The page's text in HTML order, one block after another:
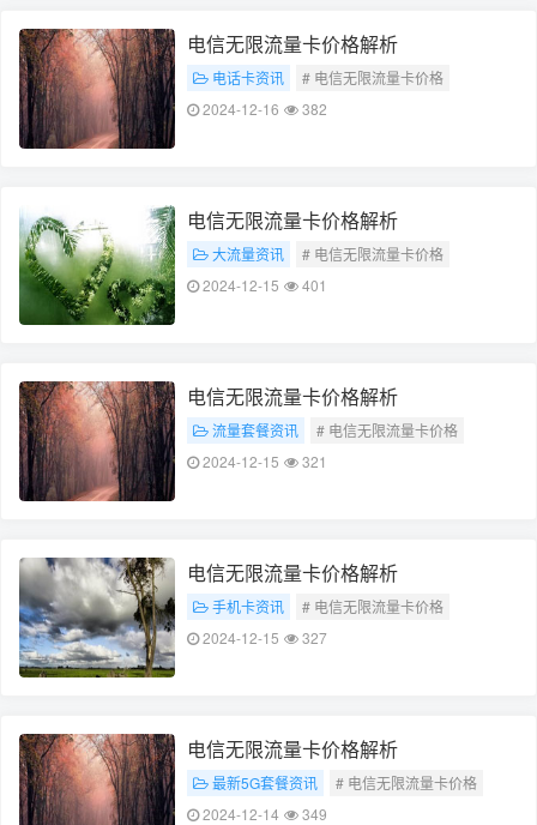
电信无限流量卡价格解析
电话卡资讯
# 电信无限流量卡价格
# 价格解析
2024-12-16 382
电信无限流量卡价格解析
大流量资讯
# 电信无限流量卡价格
# 价格解析
2024-12-15 401
电信无限流量卡价格解析
流量套餐资讯
# 电信无限流量卡价格
# 价格解析
2024-12-15 321
电信无限流量卡价格解析
手机卡资讯
# 电信无限流量卡价格
# 价格解析
2024-12-15 327
电信无限流量卡价格解析
最新5G套餐资讯
# 电信无限流量卡价格
# 价格解析
2024-12-14 349